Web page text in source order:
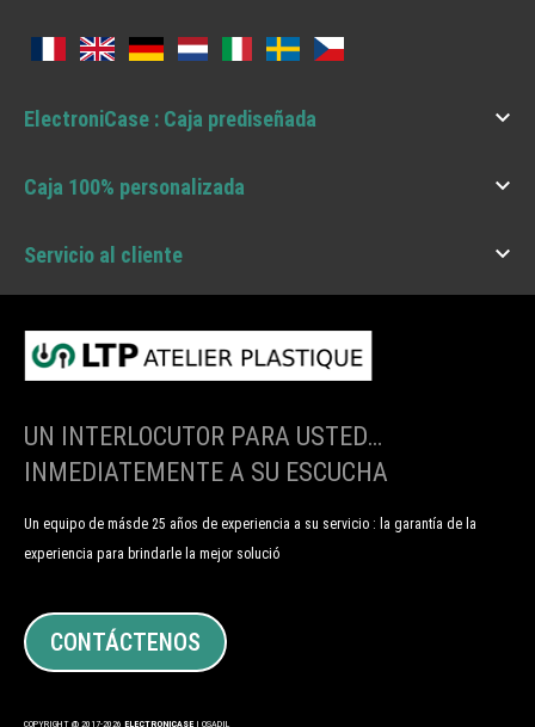
ElectroniCase : Caja prediseñada 
Caja 100% personalizada 
Servicio al cliente 
UN INTERLOCUTOR PARA USTED…
INMEDIATEMENTE A SU ESCUCHA
Un equipo de másde 25 años de experiencia a su servicio : la garantía de la
experiencia para brindarle la mejor solució
CONTÁCTENOS
COPYRIGHT @ 2017-2026 ELECTRONICASE | OSADIL